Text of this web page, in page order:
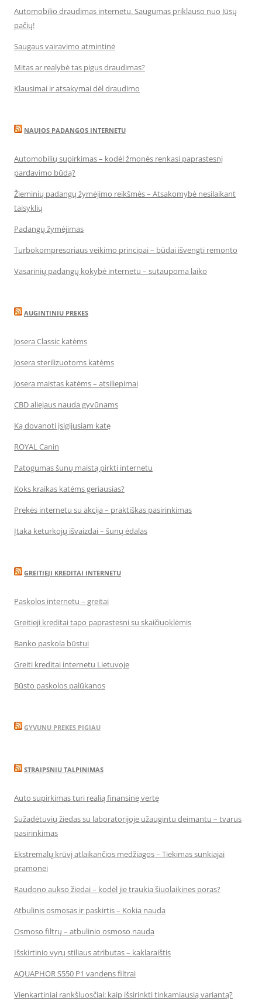
Automobilio draudimas internetu. Saugumas priklauso nuo Jūsų
pačių!
Saugaus vairavimo atmintinė
Mitas ar realybė tas pigus draudimas?
Klausimai ir atsakymai dėl draudimo
NAUJOS PADANGOS INTERNETU
Automobilių supirkimas – kodėl žmonės renkasi paprastesnį
pardavimo būdą?
Žieminių padangų žymėjimo reikšmės – Atsakomybė nesilaikant
taisyklių
Padangų žymėjimas
Turbokompresoriaus veikimo principai – būdai išvengti remonto
Vasarinių padangų kokybė internetu – sutaupoma laiko
AUGINTINIU PREKES
Josera Classic katėms
Josera sterilizuotoms katėms
Josera maistas katėms – atsiliepimai
CBD aliejaus nauda gyvūnams
Ką dovanoti įsigijusiam katę
ROYAL Canin
Patogumas šunų maistą pirkti internetu
Koks kraikas katėms geriausias?
Prekės internetu su akcija – praktiškas pasirinkimas
Įtaka keturkojų išvaizdai – šunų ėdalas
GREITIEJI KREDITAI INTERNETU
Paskolos internetu – greitai
Greitieji kreditai tapo paprastesni su skaičiuoklėmis
Banko paskola būstui
Greiti kreditai internetu Lietuvoje
Būsto paskolos palūkanos
GYVUNU PREKES PIGIAU
STRAIPSNIU TALPINIMAS
Auto supirkimas turi realią finansinę vertę
Sužadėtuvių žiedas su laboratorijoje užaugintu deimantu – tvarus
pasirinkimas
Ekstremalų krūvį atlaikančios medžiagos – Tiekimas sunkiajai
pramonei
Raudono aukso žiedai – kodėl jie traukia šiuolaikines poras?
Atbulinis osmosas ir paskirtis – Kokia nauda
Osmoso filtrų – atbulinio osmoso nauda
Išskirtinio vyrų stiliaus atributas – kaklaraištis
AQUAPHOR S550 P1 vandens filtrai
Vienkartiniai rankšluosčiai: kaip išsirinkti tinkamiausią variantą?